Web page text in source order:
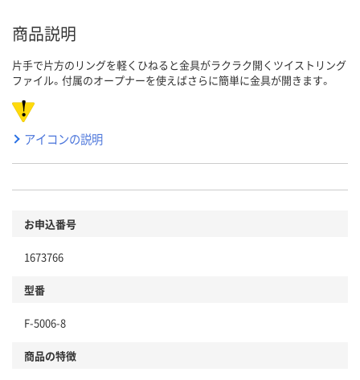
商品説明
片手で片方のリングを軽くひねると金具がラクラク開くツイストリング
ファイル。付属のオープナーを使えばさらに簡単に金具が開きます。
アイコンの説明
お申込番号
1673766
型番
F-5006-8
商品の特徴